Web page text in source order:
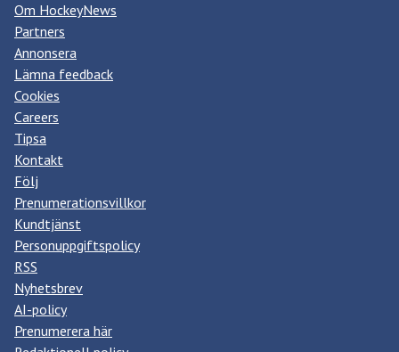
Om HockeyNews
Partners
Annonsera
Lämna feedback
Cookies
Careers
Tipsa
Kontakt
Följ
Prenumerationsvillkor
Kundtjänst
Personuppgiftspolicy
RSS
Nyhetsbrev
AI-policy
Prenumerera här